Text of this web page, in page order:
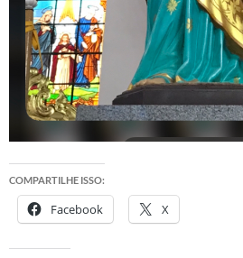
COMPARTILHE ISSO:
Facebook X